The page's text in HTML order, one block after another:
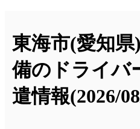
東海市(愛知
備のドライバ
遣情報(2026/